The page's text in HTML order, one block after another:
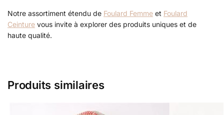
Notre assortiment étendu de Foulard Femme et Foulard
Ceinture vous invite à explorer des produits uniques et de
haute qualité.
Produits similaires